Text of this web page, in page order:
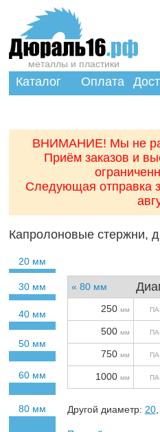
металлы и пластики
Каталог Оплата
ВНИМАНИЕ! Мы не
Приём заказов и
Следующая отправка
Капролоновые стержни,
20 мм
30 мм
40 мм
50 мм
60 мм
80 мм
« 80 мм
250 мм
500 мм
750 мм
1000 мм
Другой диаметр: 20,